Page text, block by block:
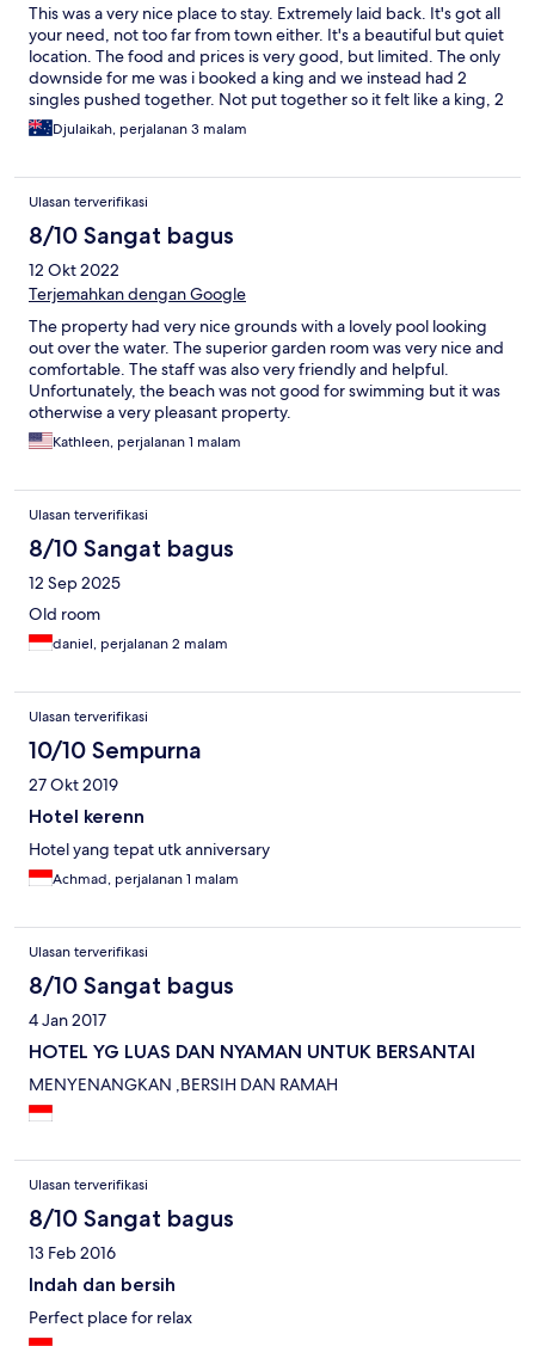
This was a very nice place to stay. Extremely laid back. It's got all
your need, not too far from town either. It's a beautiful but quiet
location. The food and prices is very good, but limited. The only
downside for me was i booked a king and we instead had 2
singles pushed together. Not put together so it felt like a king, 2
singles beds pushed together. No romance in these rooms.
Djulaikah, perjalanan 3 malam
Ulasan terverifikasi
8/10 Sangat bagus
12 Okt 2022
Terjemahkan dengan Google
The property had very nice grounds with a lovely pool looking
out over the water. The superior garden room was very nice and
comfortable. The staff was also very friendly and helpful.
Unfortunately, the beach was not good for swimming but it was
otherwise a very pleasant property.
Kathleen, perjalanan 1 malam
Ulasan terverifikasi
8/10 Sangat bagus
12 Sep 2025
Old room
daniel, perjalanan 2 malam
Ulasan terverifikasi
10/10 Sempurna
27 Okt 2019
Hotel kerenn
Hotel yang tepat utk anniversary
Achmad, perjalanan 1 malam
Ulasan terverifikasi
8/10 Sangat bagus
4 Jan 2017
HOTEL YG LUAS DAN NYAMAN UNTUK BERSANTAI
MENYENANGKAN ,BERSIH DAN RAMAH
Ulasan terverifikasi
8/10 Sangat bagus
13 Feb 2016
Indah dan bersih
Perfect place for relax